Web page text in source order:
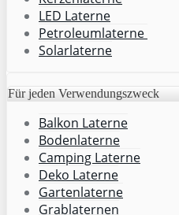
LED Laterne
Petroleumlaterne
Solarlaterne
Für jeden Verwendungszweck
Balkon Laterne
Bodenlaterne
Camping Laterne
Deko Laterne
Gartenlaterne
Grablaternen